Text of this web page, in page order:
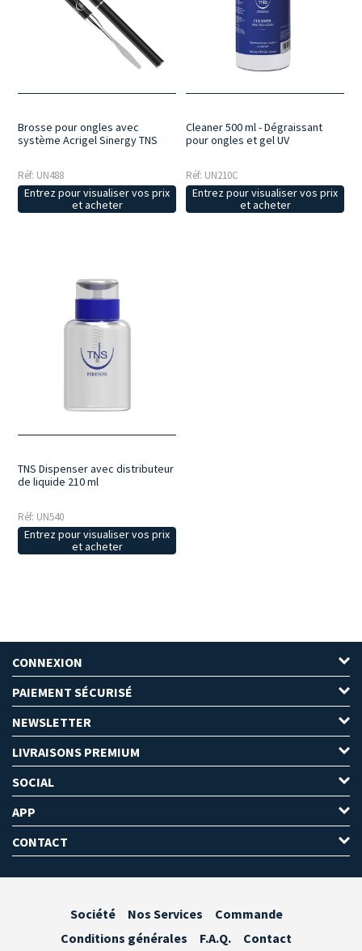
Brosse pour ongles avec
système Acrigel Sinergy TNS
Réf: UN488
Entrez pour visualiser vos prix
et acheter
Cleaner 500 ml - Dégraissant
pour ongles et gel UV
Réf: UN210C
Entrez pour visualiser vos prix
et acheter
TNS Dispenser avec distributeur
de liquide 210 ml
Réf: UN540
Entrez pour visualiser vos prix
et acheter
CONNEXION
PAIEMENT SÉCURISÉ
NEWSLETTER
LIVRAISONS PREMIUM
SOCIAL
APP
CONTACT
Société Nos Services
Commande
Conditions générales
F.A.Q. Contact